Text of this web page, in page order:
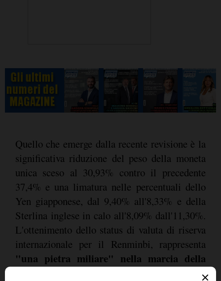
Quello che emerge dalla recente revisione è la
significativa riduzione del peso della moneta
unica sceso al 30,93% contro il precedente
37,4% e una limatura nelle percentuali dello
Yen giapponese, dal 9,40% all'8,33% e della
Sterlina inglese in calo all'8,09% dall'11,30%.
L'ottenimento dello status di valuta di riserva
internazionale per il Renminbi, rappresenta
"una pietra miliare" nella marcia della
valuta del Dragone verso